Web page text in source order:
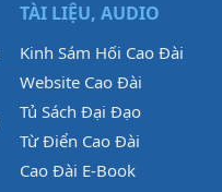
TÀI LIỆU, AUDIO
Kinh Sám Hối Cao Đài
Website Cao Đài
Tủ Sách Đại Đạo
Từ Điển Cao Đài
Cao Đài E-Book